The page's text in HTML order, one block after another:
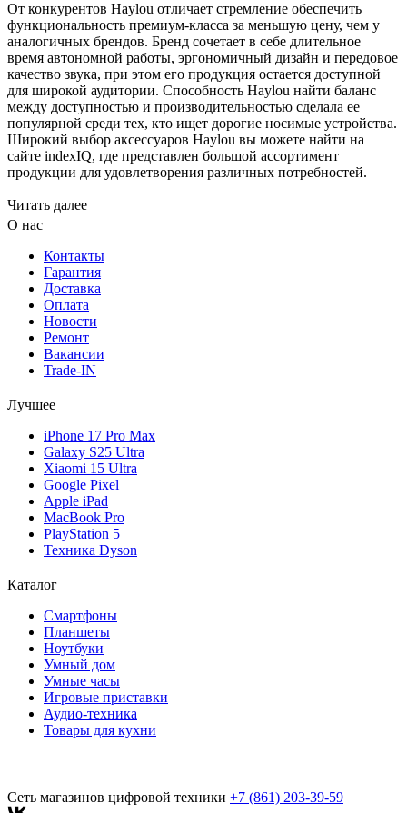
От конкурентов Haylou отличает стремление обеспечить
функциональность премиум-класса за меньшую цену, чем у
аналогичных брендов. Бренд сочетает в себе длительное
время автономной работы, эргономичный дизайн и передовое
качество звука, при этом его продукция остается доступной
для широкой аудитории. Способность Haylou найти баланс
между доступностью и производительностью сделала ее
популярной среди тех, кто ищет дорогие носимые устройства.
Широкий выбор аксессуаров Haylou вы можете найти на
сайте indexIQ, где представлен большой ассортимент
продукции для удовлетворения различных потребностей.
Читать далее
О нас
Контакты
Гарантия
Доставка
Оплата
Новости
Ремонт
Вакансии
Trade-IN
Лучшее
iPhone 17 Pro Max
Galaxy S25 Ultra
Xiaomi 15 Ultra
Google Pixel
Apple iPad
MacBook Pro
PlayStation 5
Техника Dyson
Каталог
Смартфоны
Планшеты
Ноутбуки
Умный дом
Умные часы
Игровые приставки
Аудио-техника
Товары для кухни
Сеть магазинов цифровой техники +7 (861) 203-39-59